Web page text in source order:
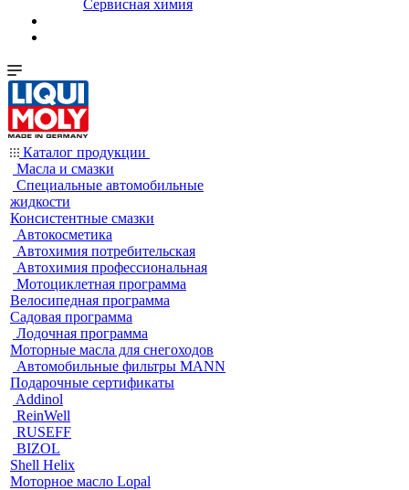
Сервисная химия
Каталог продукции
Масла и смазки
Специальные автомобильные
жидкости
Консистентные смазки
Автокосметика
Автохимия потребительская
Автохимия профессиональная
Мотоциклетная программа
Велосипедная программа
Садовая программа
Лодочная программа
Моторные масла для снегоходов
Автомобильные фильтры MANN
Подарочные сертификаты
Addinol
ReinWell
RUSEFF
BIZOL
Shell Helix
Моторное масло Lopal